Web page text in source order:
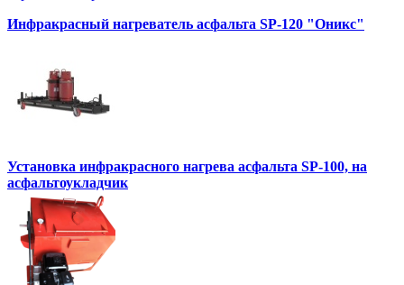
Инфракрасный нагреватель асфальта SP-120 "Оникс"
Установка инфракрасного нагрева асфальта SP-100, на
асфальтоукладчик